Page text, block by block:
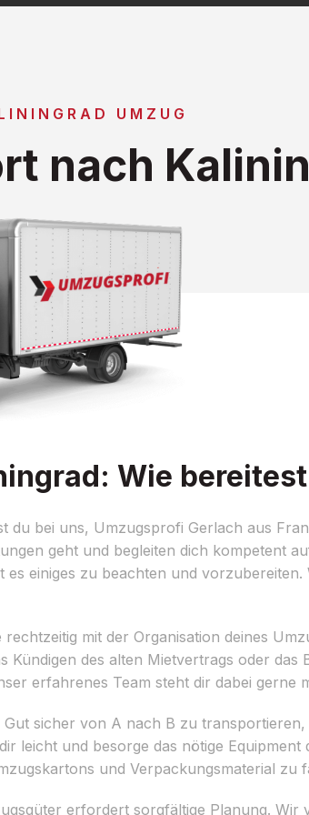
UMZUG
nach
Wie
bei uns, Umzugsprofi Gerlach aus
geht und begleiten dich kompetent
einiges zu beachten und vorzubereiten.
mit der Organisation deines
Kündigen des alten Mietvertrags oder das
erfahrenes Team steht dir dabei gerne
sicher von A nach B zu transportieren,
leicht und besorge das nötige Equipment
und Verpackungsmaterial zu
erfordert sorgfältige Planung. Wir